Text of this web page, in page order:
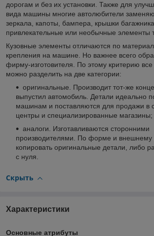
дорогам и без их установки. Также для
вида машины многие автолюбители
зеркала, капоты, бампера, крышки
привлекательные или необычные элементы
Кузовные элементы отличаются по
крепления на машине. Но важнее всего
фирму-изготовителя. По этому критерию все
можно разделить на две категории:
оригинальные. Производит тот-же
выпустил автомобиль. Детали идеально
машинам и поставляются для продажи в
центры и специализированные магазины;
аналоги. Изготавливаются сторонними
производителями. По форме и внешнему
копировать оригинальные детали, либо
с нуля.
Скрыть
Характеристики
Основные атрибуты